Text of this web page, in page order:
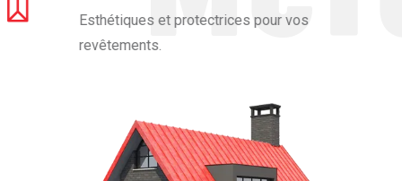
Esthétiques et protectrices pour vos
revêtements.